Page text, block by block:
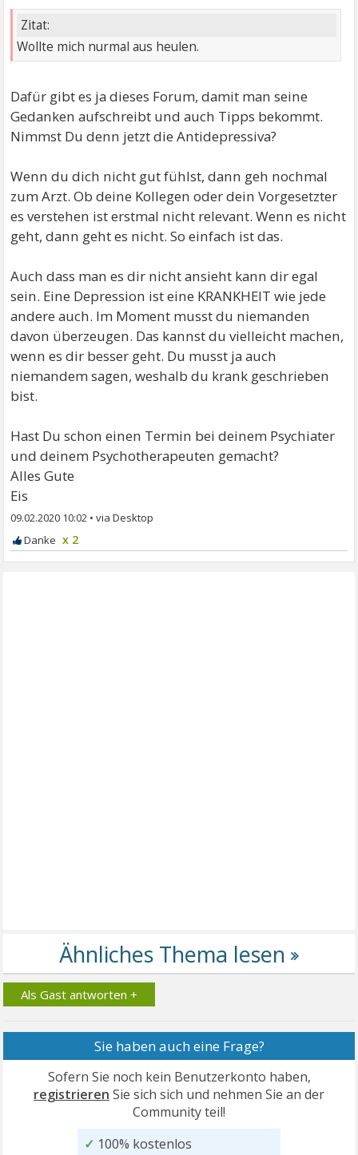
Zitat:
Wollte mich nurmal aus heulen.
Dafür gibt es ja dieses Forum, damit man seine
Gedanken aufschreibt und auch Tipps bekommt.
Nimmst Du denn jetzt die Antidepressiva?
Wenn du dich nicht gut fühlst, dann geh nochmal
zum Arzt. Ob deine Kollegen oder dein Vorgesetzter
es verstehen ist erstmal nicht relevant. Wenn es nicht
geht, dann geht es nicht. So einfach ist das.
Auch dass man es dir nicht ansieht kann dir egal
sein. Eine Depression ist eine KRANKHEIT wie jede
andere auch. Im Moment musst du niemanden
davon überzeugen. Das kannst du vielleicht machen,
wenn es dir besser geht. Du musst ja auch
niemandem sagen, weshalb du krank geschrieben
bist.
Hast Du schon einen Termin bei deinem Psychiater
und deinem Psychotherapeuten gemacht?
Alles Gute
Eis
09.02.2020 10:02 •
x 2
Als Gast antworten +
Sie haben auch eine Frage?
Sofern Sie noch kein Benutzerkonto haben,
registrieren Sie sich sich und nehmen Sie an der
Community teil!
✓ 100% kostenlos